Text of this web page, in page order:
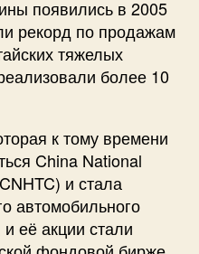
появились в 2005
рекорд по продажам
тяжелых
более 10
к тому времени
China National
и стала
автомобильного
её акции стали